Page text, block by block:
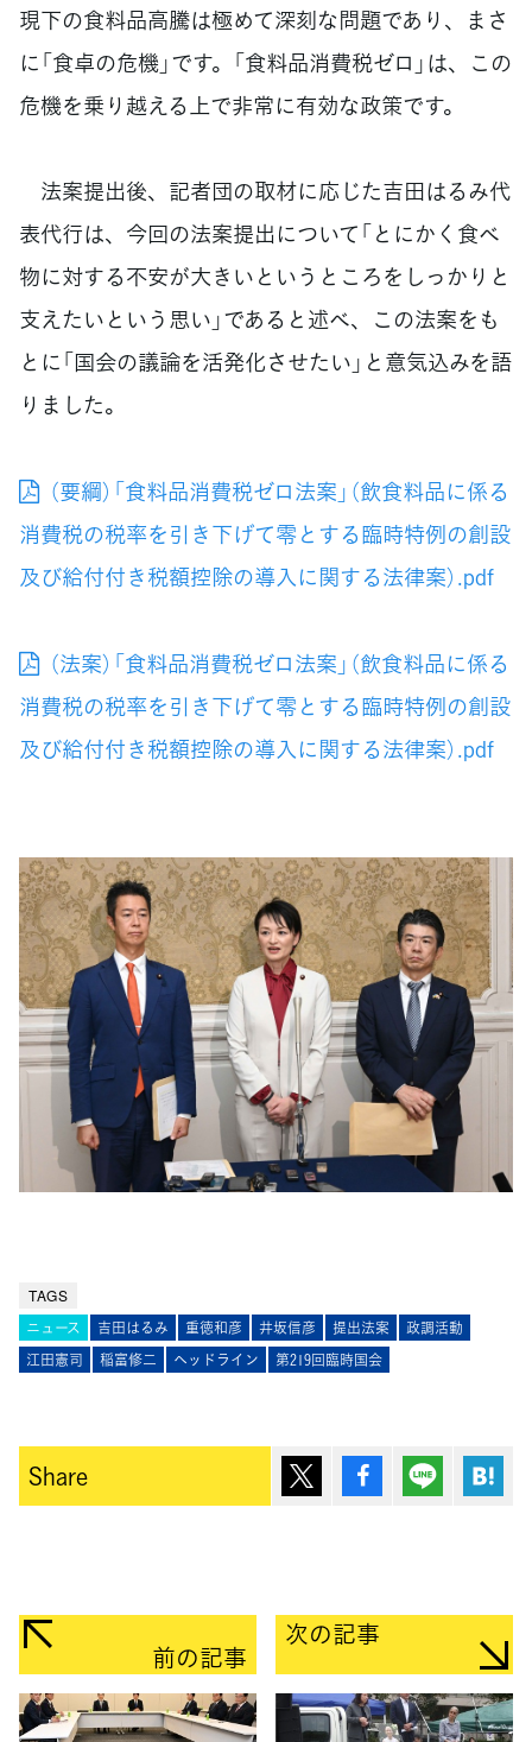
現下の食料品高騰は極めて深刻な問題であり、まさ
に「食卓の危機」です。「食料品消費税ゼロ」は、この
危機を乗り越える上で非常に有効な政策です。
法案提出後、記者団の取材に応じた吉田はるみ代
表代行は、今回の法案提出について「とにかく食べ
物に対する不安が大きいというところをしっかりと
支えたいという思い」であると述べ、この法案をも
とに「国会の議論を活発化させたい」と意気込みを語
りました。
（要綱）「食料品消費税ゼロ法案」（飲食料品に係る
消費税の税率を引き下げて零とする臨時特例の創設
及び給付付き税額控除の導入に関する法律案）.pdf
（法案）「食料品消費税ゼロ法案」（飲食料品に係る
消費税の税率を引き下げて零とする臨時特例の創設
及び給付付き税額控除の導入に関する法律案）.pdf
TAGS
ニュース 吉田はるみ 重徳和彦 井坂信彦 提出法案
政調活動
江田憲司
稲富修二 ヘッドライン 第219回臨時国会
Share ポスト シェア Lineで送
前の記事
次の記事